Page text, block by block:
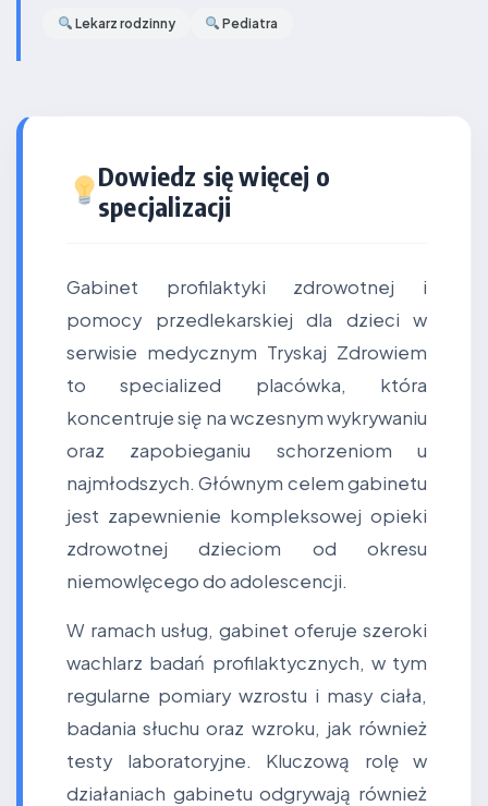
Lekarz rodzinny Pediatra
Dowiedz się więcej o
specjalizacji
Gabinet profilaktyki zdrowotnej i
pomocy przedlekarskiej dla dzieci w
serwisie medycznym Tryskaj Zdrowiem
to specialized placówka, która
koncentruje się na wczesnym wykrywaniu
oraz zapobieganiu schorzeniom u
najmłodszych. Głównym celem gabinetu
jest zapewnienie kompleksowej opieki
zdrowotnej dzieciom od okresu
niemowlęcego do adolescencji.
W ramach usług, gabinet oferuje szeroki
wachlarz badań profilaktycznych, w tym
regularne pomiary wzrostu i masy ciała,
badania słuchu oraz wzroku, jak również
testy laboratoryjne. Kluczową rolę w
działaniach gabinetu odgrywają również